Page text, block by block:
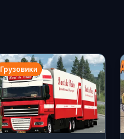
Грузовики